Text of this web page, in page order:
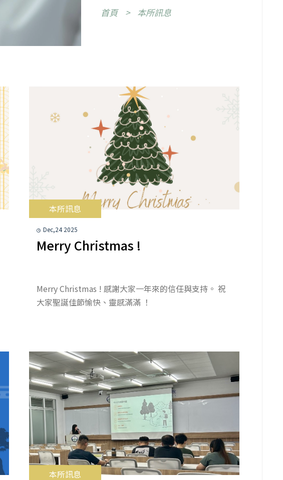
首頁 本所訊息
本所訊息
Dec,24 2025
Merry Christmas !
Merry Christmas ! 感謝大家一年來的信任與支持。 祝
大家聖誕佳節愉快、靈感滿滿 ！
本所訊息